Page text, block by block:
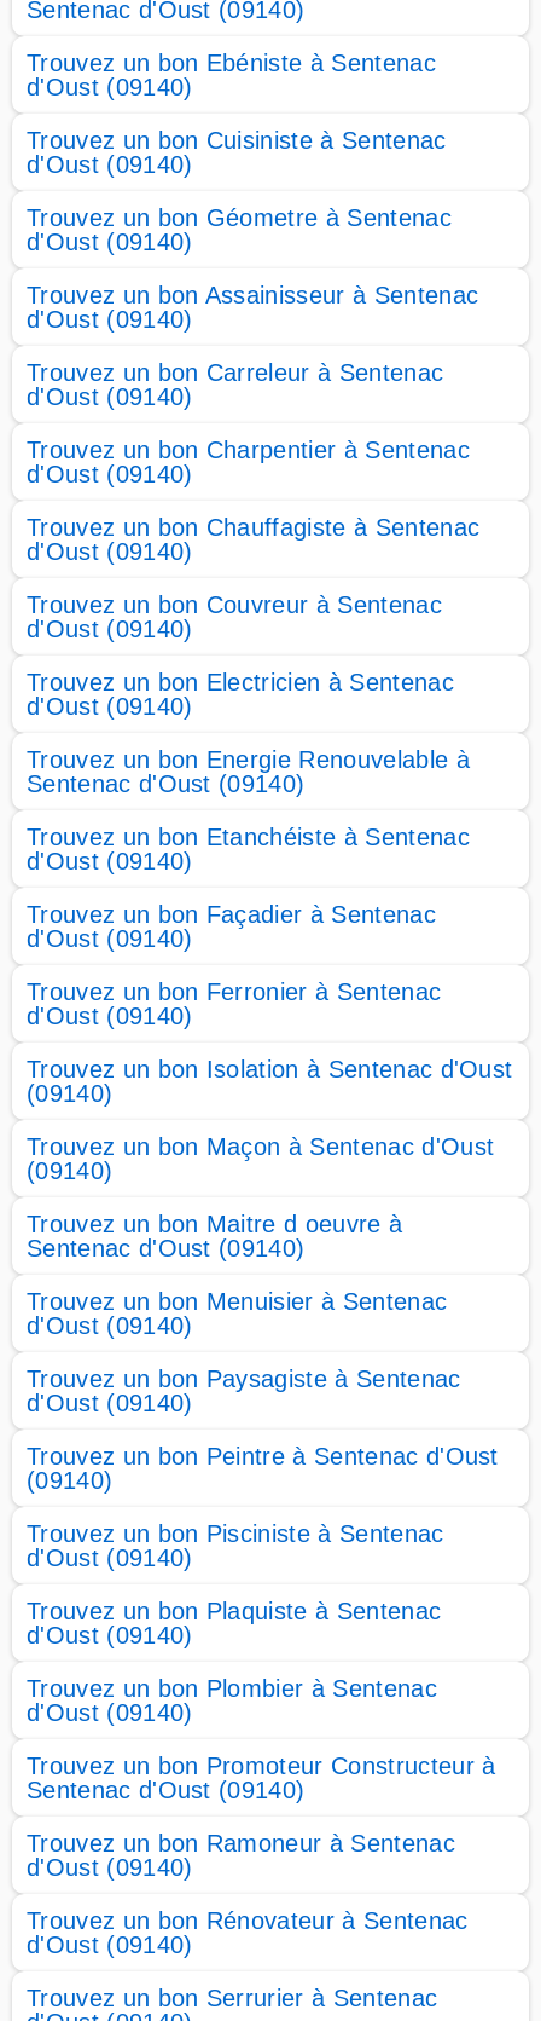
Sentenac d'Oust (09140)
Trouvez un bon Ebéniste à Sentenac
d'Oust (09140)
Trouvez un bon Cuisiniste à Sentenac
d'Oust (09140)
Trouvez un bon Géometre à Sentenac
d'Oust (09140)
Trouvez un bon Assainisseur à Sentenac
d'Oust (09140)
Trouvez un bon Carreleur à Sentenac
d'Oust (09140)
Trouvez un bon Charpentier à Sentenac
d'Oust (09140)
Trouvez un bon Chauffagiste à Sentenac
d'Oust (09140)
Trouvez un bon Couvreur à Sentenac
d'Oust (09140)
Trouvez un bon Electricien à Sentenac
d'Oust (09140)
Trouvez un bon Energie Renouvelable à
Sentenac d'Oust (09140)
Trouvez un bon Etanchéiste à Sentenac
d'Oust (09140)
Trouvez un bon Façadier à Sentenac
d'Oust (09140)
Trouvez un bon Ferronier à Sentenac
d'Oust (09140)
Trouvez un bon Isolation à Sentenac d'Oust
(09140)
Trouvez un bon Maçon à Sentenac d'Oust
(09140)
Trouvez un bon Maitre d oeuvre à
Sentenac d'Oust (09140)
Trouvez un bon Menuisier à Sentenac
d'Oust (09140)
Trouvez un bon Paysagiste à Sentenac
d'Oust (09140)
Trouvez un bon Peintre à Sentenac d'Oust
(09140)
Trouvez un bon Pisciniste à Sentenac
d'Oust (09140)
Trouvez un bon Plaquiste à Sentenac
d'Oust (09140)
Trouvez un bon Plombier à Sentenac
d'Oust (09140)
Trouvez un bon Promoteur Constructeur à
Sentenac d'Oust (09140)
Trouvez un bon Ramoneur à Sentenac
d'Oust (09140)
Trouvez un bon Rénovateur à Sentenac
d'Oust (09140)
Trouvez un bon Serrurier à Sentenac